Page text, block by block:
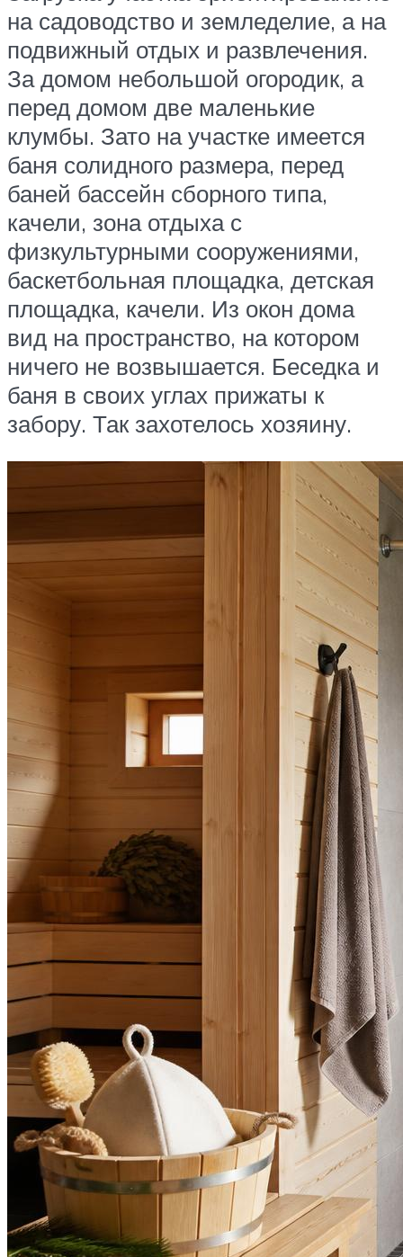
на садоводство и земледелие, а на
подвижный отдых и развлечения.
За домом небольшой огородик, а
перед домом две маленькие
клумбы. Зато на участке имеется
баня солидного размера, перед
баней бассейн сборного типа,
качели, зона отдыха с
физкультурными сооружениями,
баскетбольная площадка, детская
площадка, качели. Из окон дома
вид на пространство, на котором
ничего не возвышается. Беседка и
баня в своих углах прижаты к
забору. Так захотелось хозяину.